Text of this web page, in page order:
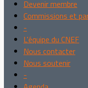
Devenir membre
Commissions et
-
L'équipe du CNEF
Nous contacter
Nous soutenir
-